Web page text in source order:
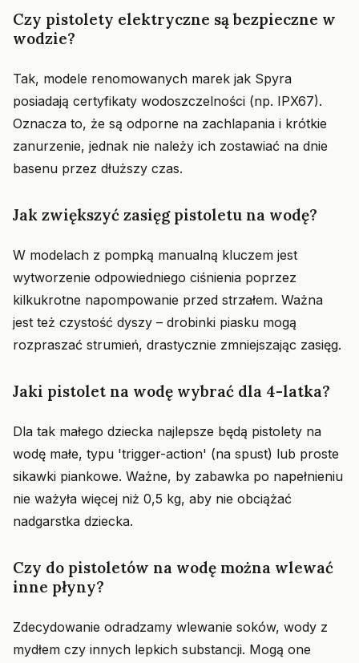
Czy pistolety elektryczne są bezpieczne w
wodzie?
Tak, modele renomowanych marek jak Spyra
posiadają certyfikaty wodoszczelności (np. IPX67).
Oznacza to, że są odporne na zachlapania i krótkie
zanurzenie, jednak nie należy ich zostawiać na dnie
basenu przez dłuższy czas.
Jak zwiększyć zasięg pistoletu na wodę?
W modelach z pompką manualną kluczem jest
wytworzenie odpowiedniego ciśnienia poprzez
kilkukrotne napompowanie przed strzałem. Ważna
jest też czystość dyszy – drobinki piasku mogą
rozpraszać strumień, drastycznie zmniejszając zasięg.
Jaki pistolet na wodę wybrać dla 4-latka?
Dla tak małego dziecka najlepsze będą pistolety na
wodę małe, typu 'trigger-action' (na spust) lub proste
sikawki piankowe. Ważne, by zabawka po napełnieniu
nie ważyła więcej niż 0,5 kg, aby nie obciążać
nadgarstka dziecka.
Czy do pistoletów na wodę można wlewać
inne płyny?
Zdecydowanie odradzamy wlewanie soków, wody z
mydłem czy innych lepkich substancji. Mogą one